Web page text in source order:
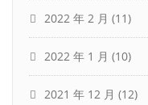
2022 年 2 月 (11)
2022 年 1 月 (10)
2021 年 12 月 (12)